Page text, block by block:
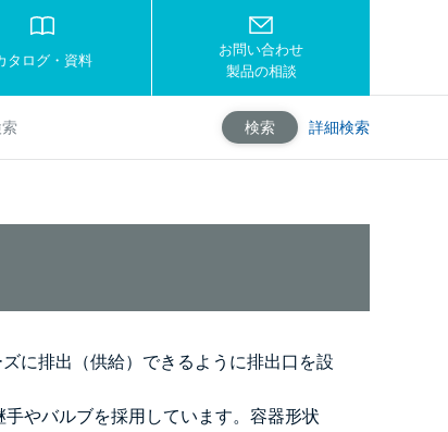
タログ・資料
お問い合わせ
製品の相談
検索 詳細検索
に排出（供給）できるように排出口を設
手やバルブを採用しています。容器形状